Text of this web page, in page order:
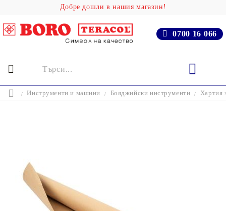
Добре дошли в нашия магазин!
0700 16 066
Инструменти и машини Бояджийски инструменти Хартия